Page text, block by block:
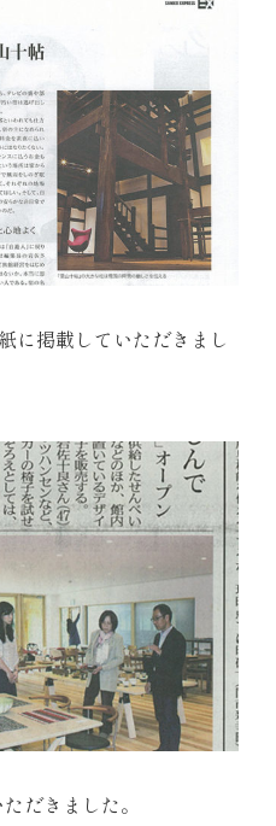
に掲載していただきまし
だきました。